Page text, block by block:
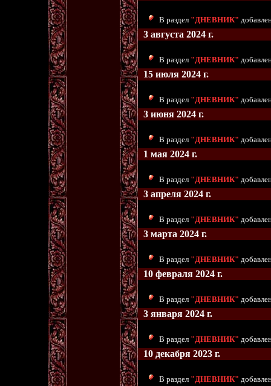
В раздел "ДНЕВНИК"
3 августа 2024 г.
В раздел "ДНЕВНИК"
15 июля 2024 г.
В раздел "ДНЕВНИК"
3 июня 2024 г.
В раздел "ДНЕВНИК"
1 мая 2024 г.
В раздел "ДНЕВНИК"
3 апреля 2024 г.
В раздел "ДНЕВНИК"
3 марта 2024 г.
В раздел "ДНЕВНИК"
10 февраля 2024 г.
В раздел "ДНЕВНИК"
3 января 2024 г.
В раздел "ДНЕВНИК"
10 декабря 2023 г.
В раздел "ДНЕВНИК"